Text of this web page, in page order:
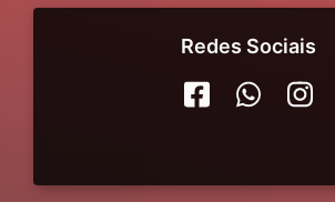
Redes Sociais